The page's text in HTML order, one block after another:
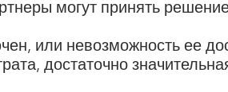
могут принять
или невозможность ее
достаточно